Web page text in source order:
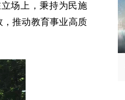
场上，秉持为民施
推动教育事业高质